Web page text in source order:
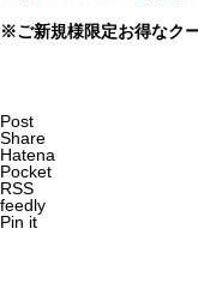
※ご新規様限定お得なク
Post
Share
Hatena
Pocket
RSS
feedly
Pin it